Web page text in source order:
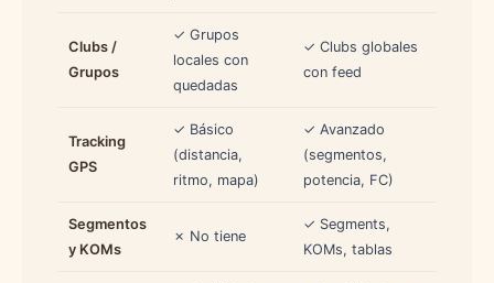
Clubs /
Grupos
✓ Grupos
locales con
quedadas
✓ Clubs globales
con feed
Tracking
GPS
✓ Básico
(distancia,
ritmo, mapa)
✓ Avanzado
(segmentos,
potencia, FC)
Segmentos
y KOMs
✗ No tiene
✓ Segments,
KOMs, tablas